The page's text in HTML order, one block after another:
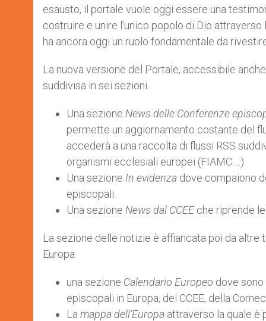
esausto, il portale vuole oggi essere una
costruire e unire l’unico popolo di Dio
ha ancora oggi un ruolo fondamentale da
La nuova versione del Portale, accessibile
suddivisa in sei sezioni.
Una sezione News delle Conferenze
permette un aggiornamento costante del
accederà a una raccolta di flussi RSS
organismi ecclesiali europei (FIAMC….)
Una sezione In evidenza dove compaiono
episcopali.
Una sezione News dal CCEEche riprende le
La sezione delle notizie è affiancata poi da altre
Europa.
una sezione Calendario Europeo dove
episcopali in Europa, del CCEE, della
La mappa dell’Europa attraverso la quale è